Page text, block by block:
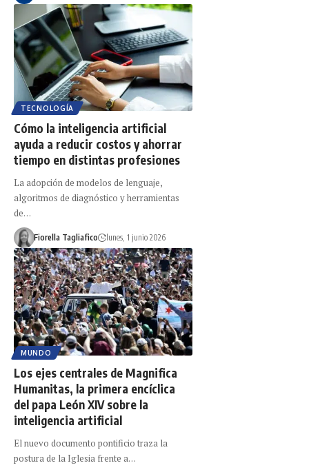
TECNOLOGÍA
Cómo la inteligencia artificial
ayuda a reducir costos y ahorrar
tiempo en distintas profesiones
La adopción de modelos de lenguaje,
algoritmos de diagnóstico y herramientas
de…
Fiorella Tagliafico lunes, 1 junio 2026
MUNDO
Los ejes centrales de Magnifica
Humanitas, la primera encíclica
del papa León XIV sobre la
inteligencia artificial
El nuevo documento pontificio traza la
postura de la Iglesia frente a…